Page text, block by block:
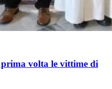
volta le vittime di